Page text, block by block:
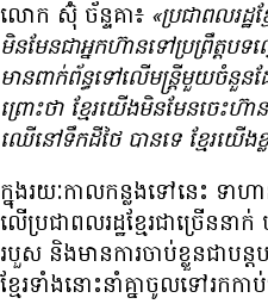
លោក ស៊ុំ ច័ន្ទគា៖ «ប្រជាពលរដ្ឋ​
មិន​មែន​ជា​អ្នក​ហ៊ាន​ទៅ​ប្រព្រឹត្ត​បទ
មាន​ពាក់ព័ន្ធ​ទៅ​លើ​មន្ត្រី​មួយ​ចំនួ
ព្រោះ​ថា ខ្មែរ​យើង​មិន​មែន​ចេ
ឈើ​នៅ​ទឹក​ដី​ថៃ បាន​ទេ​ ខ្មែរ​យើង​
ក្នុង​រយៈកាល​កន្លង​ទៅ​នេះ ​ទា
លើ​ប្រជាពលរដ្ឋ​ខ្មែរ​ជា​ច្រើន​នា
របួស ​និង​មាន​ការ​ចាប់​ខ្លួន​ជា​បន្
ខ្មែរ​ទាំង​នោះ​នាំ​គ្នា​ចូល​ទៅ​រក​